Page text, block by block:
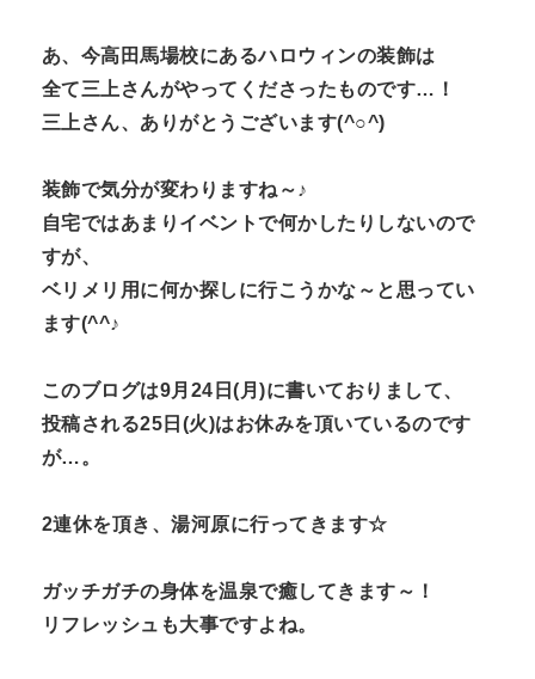
あ、今高田馬場校にあるハロウィンの装飾は
全て三上さんがやってくださったものです…！
三上さん、ありがとうございます(^○^)
装飾で気分が変わりますね～♪
自宅ではあまりイベントで何かしたりしないので
すが、
ベリメリ用に何か探しに行こうかな～と思ってい
ます(^^♪
このブログは9月24日(月)に書いておりまして、
投稿される25日(火)はお休みを頂いているのです
が…。
2連休を頂き、湯河原に行ってきます☆
ガッチガチの身体を温泉で癒してきます～！
リフレッシュも大事ですよね。